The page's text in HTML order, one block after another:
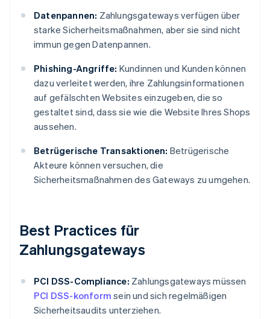
Datenpannen: Zahlungsgateways verfügen über
starke Sicherheitsmaßnahmen, aber sie sind nicht
immun gegen Datenpannen.
Phishing-Angriffe: Kundinnen und Kunden können
dazu verleitet werden, ihre Zahlungsinformationen
auf gefälschten Websites einzugeben, die so
gestaltet sind, dass sie wie die Website Ihres Shops
aussehen.
Betrügerische Transaktionen: Betrügerische
Akteure können versuchen, die
Sicherheitsmaßnahmen des Gateways zu umgehen.
Best Practices für
Zahlungsgateways
PCI DSS-Compliance: Zahlungsgateways müssen
PCI DSS-konform sein und sich regelmäßigen
Sicherheitsaudits unterziehen.